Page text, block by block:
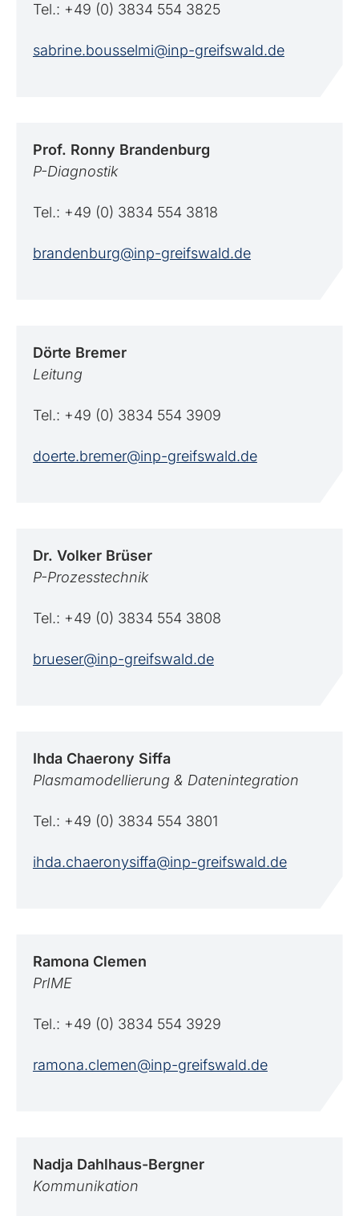
Tel.: +49 (0) 3834 554 3825
sabrine.bousselmi@inp-greifswald.de
Prof. Ronny Brandenburg
P-Diagnostik
Tel.: +49 (0) 3834 554 3818
brandenburg@inp-greifswald.de
Dörte Bremer
Leitung
Tel.: +49 (0) 3834 554 3909
doerte.bremer@inp-greifswald.de
Dr. Volker Brüser
P-Prozesstechnik
Tel.: +49 (0) 3834 554 3808
brueser@inp-greifswald.de
Ihda Chaerony Siffa
Plasmamodellierung & Datenintegration
Tel.: +49 (0) 3834 554 3801
ihda.chaeronysiffa@inp-greifswald.de
Ramona Clemen
PrIME
Tel.: +49 (0) 3834 554 3929
ramona.clemen@inp-greifswald.de
Nadja Dahlhaus-Bergner
Kommunikation